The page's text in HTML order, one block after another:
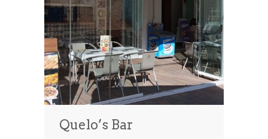
Quelo’s Bar